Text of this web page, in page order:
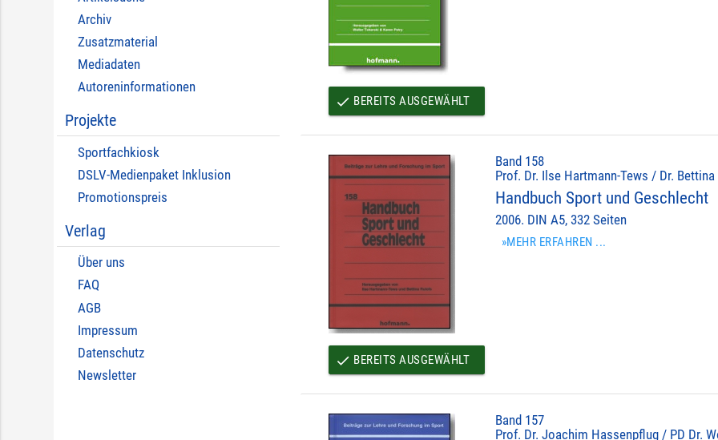
Archiv
Zusatzmaterial
Mediadaten
Autoreninformationen
Projekte
Sportfachkiosk
DSLV-Medienpaket Inklusion
Promotionspreis
Verlag
Über uns
FAQ
AGB
Impressum
Datenschutz
Newsletter
done BEREITS AUSGEWÄHLT
Band 158
Prof. Dr. Ilse Hartmann-Tews / Dr.
Handbuch Sport und Geschlecht
2006. DIN A5, 332 Seiten
»MEHR ERFAHREN ...
done BEREITS AUSGEWÄHLT
Band 157
Prof. Dr. Joachim Hassenpflug / PD Dr.